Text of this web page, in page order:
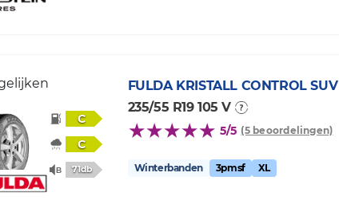
C
C
71db
FULDA KRISTALL CONTROL SUV
235/55 R19 105 V
5/5 (5 beoordelingen)
Winterbanden 3pmsf XL